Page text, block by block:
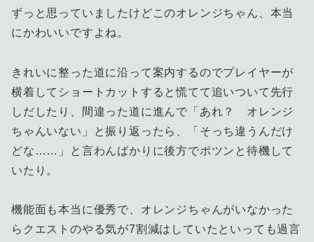
ずっと思っていましたけどこのオレンジちゃん、本当
にかわいいですよね。
きれいに整った道に沿って案内するのでプレイヤーが
横着してショートカットすると慌てて追いついて先行
しだしたり、間違った道に進んで「あれ？ オレンジ
ちゃんいない」と振り返ったら、「そっち違うんだけ
どな……」と言わんばかりに後方でポツンと待機して
いたり。
機能面も本当に優秀で、オレンジちゃんがいなかった
らクエストのやる気が7割減はしていたといっても過言